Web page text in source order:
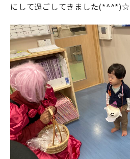
にして過ごしてきました(*^^*)☆